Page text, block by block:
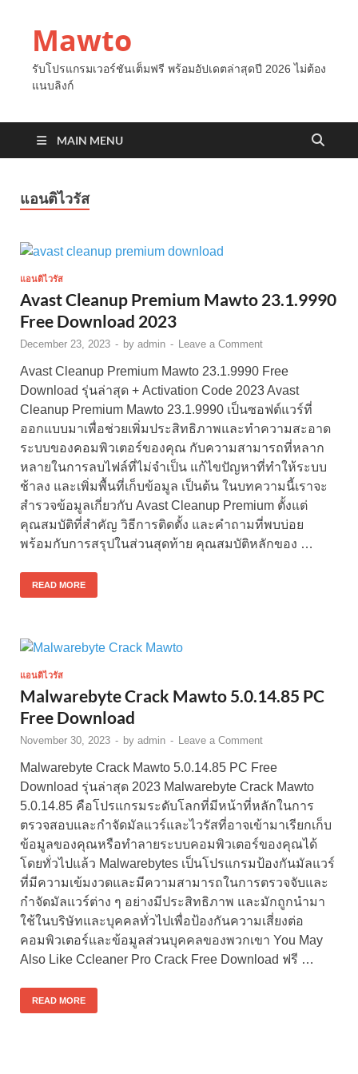
Mawto
รับโปรแกรมเวอร์ชันเต็มฟรี พร้อมอัปเดตล่าสุดปี 2026 ไม่ต้อง
แนบลิงก์
MAIN MENU
แอนติไวรัส
แอนติไวรัส
Avast Cleanup Premium Mawto 23.1.9990
Free Download 2023
December 23, 2023 - by admin - Leave a Comment
Avast Cleanup Premium Mawto 23.1.9990 Free
Download รุ่นล่าสุด + Activation Code 2023 Avast
Cleanup Premium Mawto 23.1.9990 เป็นซอฟต์แวร์ที่
ออกแบบมาเพื่อช่วยเพิ่มประสิทธิภาพและทำความสะอาด
ระบบของคอมพิวเตอร์ของคุณ กับความสามารถที่หลาก
หลายในการลบไฟล์ที่ไม่จำเป็น แก้ไขปัญหาที่ทำให้ระบบ
ช้าลง และเพิ่มพื้นที่เก็บข้อมูล เป็นต้น ในบทความนี้เราจะ
สำรวจข้อมูลเกี่ยวกับ Avast Cleanup Premium ตั้งแต่
คุณสมบัติที่สำคัญ วิธีการติดตั้ง และคำถามที่พบบ่อย
พร้อมกับการสรุปในส่วนสุดท้าย คุณสมบัติหลักของ …
READ MORE
แอนติไวรัส
Malwarebyte Crack Mawto 5.0.14.85 PC
Free Download
November 30, 2023 - by admin - Leave a Comment
Malwarebyte Crack Mawto 5.0.14.85 PC Free
Download รุ่นล่าสุด 2023 Malwarebyte Crack Mawto
5.0.14.85 คือโปรแกรมระดับโลกที่มีหน้าที่หลักในการ
ตรวจสอบและกำจัดมัลแวร์และไวรัสที่อาจเข้ามาเรียกเก็บ
ข้อมูลของคุณหรือทำลายระบบคอมพิวเตอร์ของคุณได้
โดยทั่วไปแล้ว Malwarebytes เป็นโปรแกรมป้องกันมัลแวร์
ที่มีความเข้มงวดและมีความสามารถในการตรวจจับและ
กำจัดมัลแวร์ต่าง ๆ อย่างมีประสิทธิภาพ และมักถูกนำมา
ใช้ในบริษัทและบุคคลทั่วไปเพื่อป้องกันความเสี่ยงต่อ
คอมพิวเตอร์และข้อมูลส่วนบุคคลของพวกเขา You May
Also Like Ccleaner Pro Crack Free Download ฟรี …
READ MORE